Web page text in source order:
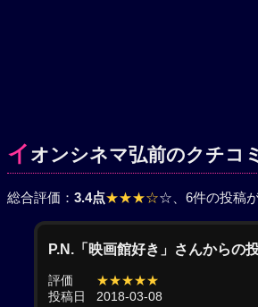
イ オンシネマ弘前のクチコミ
総合評価： 3.4点★★★☆☆ 、6件の投稿
P.N.「映画館好き」さんからの
評価
★★★★★
投稿日
2018-03-08